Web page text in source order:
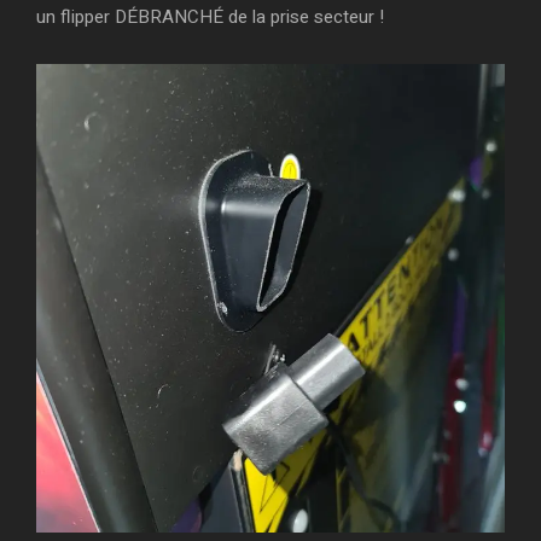
un flipper DÉBRANCHÉ de la prise secteur !